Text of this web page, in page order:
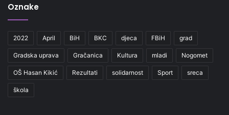
Oznake
2022 April BiH BKC djeca FBiH grad
Gradska uprava Gračanica Kultura mladi Nogomet
OŠ Hasan Kikić Rezultati solidarnost Sport sreca
škola